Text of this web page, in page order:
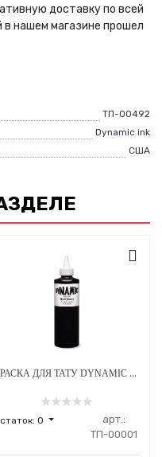
доставку по всей
в нашем магазине прошел
ТП-00492
Dynamic ink
США
КРАСКА ДЛЯ ТАТУ DYNAMIC BLACK
0
арт.:
ТП-00001